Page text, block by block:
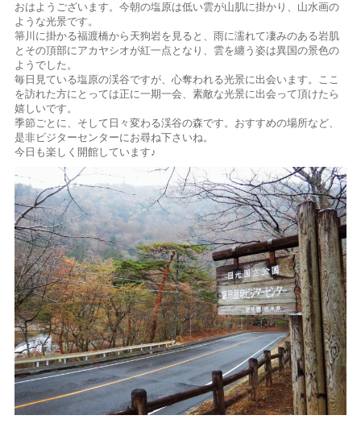
おはようございます。今朝の塩原は低い雲が山肌に掛かり、山水画の
ような光景です。
箒川に掛かる福渡橋から天狗岩を見ると、雨に濡れて凄みのある岩肌
とその頂部にアカヤシオが紅一点となり、雲を纏う姿は異国の景色の
ようでした。
毎日見ている塩原の渓谷ですが、心奪われる光景に出会います。ここ
を訪れた方にとっては正に一期一会、素敵な光景に出会って頂けたら
嬉しいです。
季節ごとに、そして日々変わる渓谷の森です。おすすめの場所など、
是非ビジターセンターにお尋ね下さいね。
今日も楽しく開館しています♪